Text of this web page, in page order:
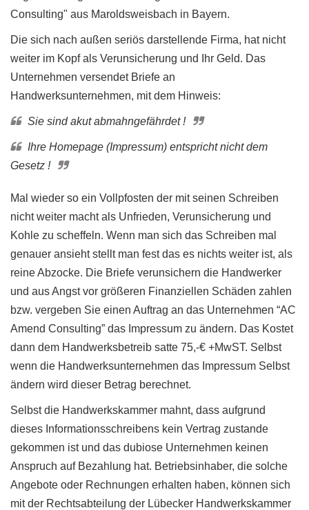
Consulting" aus Maroldsweisbach in Bayern.
Die sich nach außen seriös darstellende Firma, hat nicht
weiter im Kopf als Verunsicherung und Ihr Geld. Das
Unternehmen versendet Briefe an
Handwerksunternehmen, mit dem Hinweis:
Sie sind akut abmahngefährdet !
Ihre Homepage (Impressum) entspricht nicht dem
Gesetz !
Mal wieder so ein Vollpfosten der mit seinen Schreiben
nicht weiter macht als Unfrieden, Verunsicherung und
Kohle zu scheffeln. Wenn man sich das Schreiben mal
genauer ansieht stellt man fest das es nichts weiter ist, als
reine Abzocke. Die Briefe verunsichern die Handwerker
und aus Angst vor größeren Finanziellen Schäden zahlen
bzw. vergeben Sie einen Auftrag an das Unternehmen “AC
Amend Consulting” das Impressum zu ändern. Das Kostet
dann dem Handwerksbetreib satte 75,-€ +MwST. Selbst
wenn die Handwerksunternehmen das Impressum Selbst
ändern wird dieser Betrag berechnet.
Selbst die Handwerkskammer mahnt, dass aufgrund
dieses Informationsschreibens kein Vertrag zustande
gekommen ist und das dubiose Unternehmen keinen
Anspruch auf Bezahlung hat. Betriebsinhaber, die solche
Angebote oder Rechnungen erhalten haben, können sich
mit der Rechtsabteilung der Lübecker Handwerkskammer